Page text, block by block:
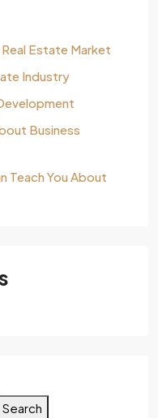
Real Estate Market
Industry
Business
Teach You About
Search